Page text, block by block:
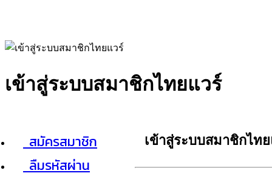
เข้าสู่ระบบสมาชิกไทยแวร์
สมัครสมาชิก
ลืมรหัสผ่าน
เข้าสู่ระบบสมาชิกไท